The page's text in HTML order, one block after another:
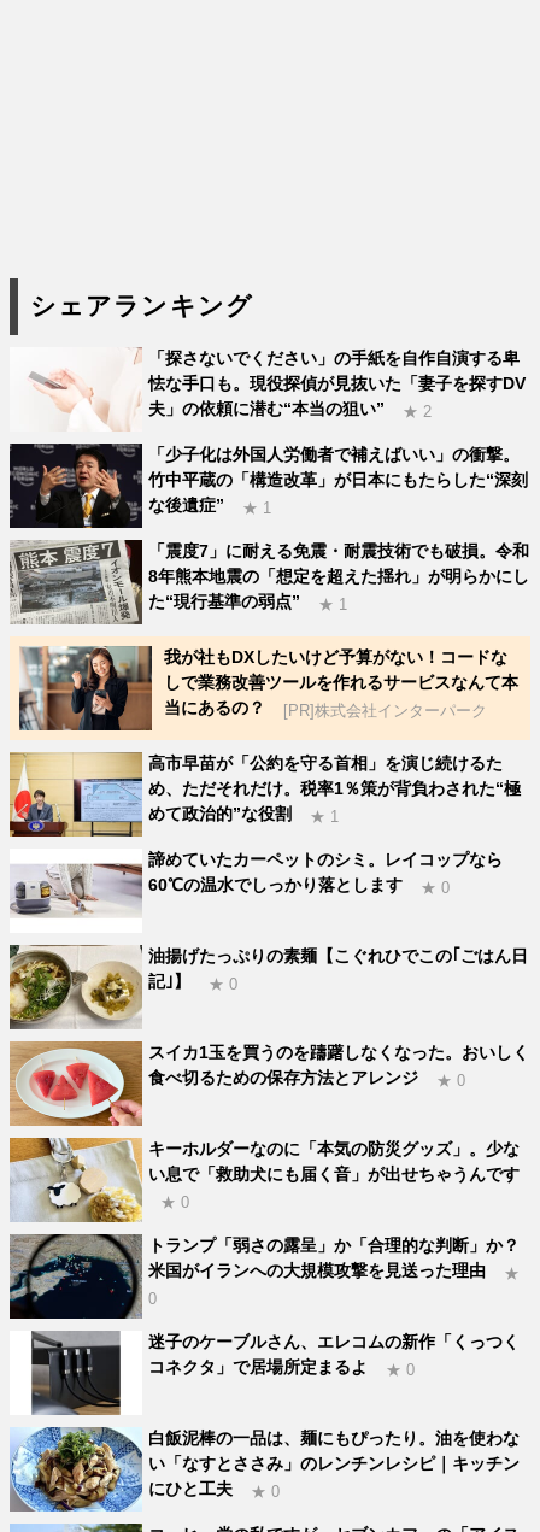
シェアランキング
「探さないでください」の手紙を自作自演する卑
怯な手口も。現役探偵が見抜いた「妻子を探すDV
夫」の依頼に潜む“本当の狙い”
★ 2
「少子化は外国人労働者で補えばいい」の衝撃。
竹中平蔵の「構造改革」が日本にもたらした“深刻
な後遺症”
★ 1
「震度7」に耐える免震・耐震技術でも破損。令和
8年熊本地震の「想定を超えた揺れ」が明らかにし
た“現行基準の弱点”
★ 1
我が社もDXしたいけど予算がない！コードな
しで業務改善ツールを作れるサービスなんて本
当にあるの？
[PR]株式会社インターパーク
高市早苗が「公約を守る首相」を演じ続けるた
め、ただそれだけ。税率1％策が背負わされた“極
めて政治的”な役割
★ 1
諦めていたカーペットのシミ。レイコップなら
60℃の温水でしっかり落とします
★ 0
油揚げたっぷりの素麺【こぐれひでこの｢ごはん日
記｣】
★ 0
スイカ1玉を買うのを躊躇しなくなった。おいしく
食べ切るための保存方法とアレンジ
★ 0
キーホルダーなのに「本気の防災グッズ」。少な
い息で「救助犬にも届く音」が出せちゃうんです
★ 0
トランプ「弱さの露呈」か「合理的な判断」か？
米国がイランへの大規模攻撃を見送った理由
★
0
迷子のケーブルさん、エレコムの新作「くっつく
コネクタ」で居場所定まるよ
★ 0
白飯泥棒の一品は、麺にもぴったり。油を使わな
い「なすとささみ」のレンチンレシピ｜キッチン
にひと工夫
★ 0